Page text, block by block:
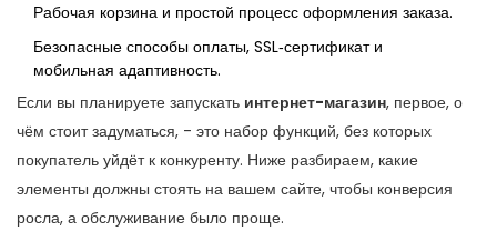
Рабочая корзина и простой процесс оформления заказа.
Безопасные способы оплаты, SSL‑сертификат и
мобильная адаптивность.
Если вы планируете запускать интернет-магазин, первое, о
чём стоит задуматься, - это набор функций, без которых
покупатель уйдёт к конкуренту. Ниже разбираем, какие
элементы должны стоять на вашем сайте, чтобы конверсия
росла, а обслуживание было проще.